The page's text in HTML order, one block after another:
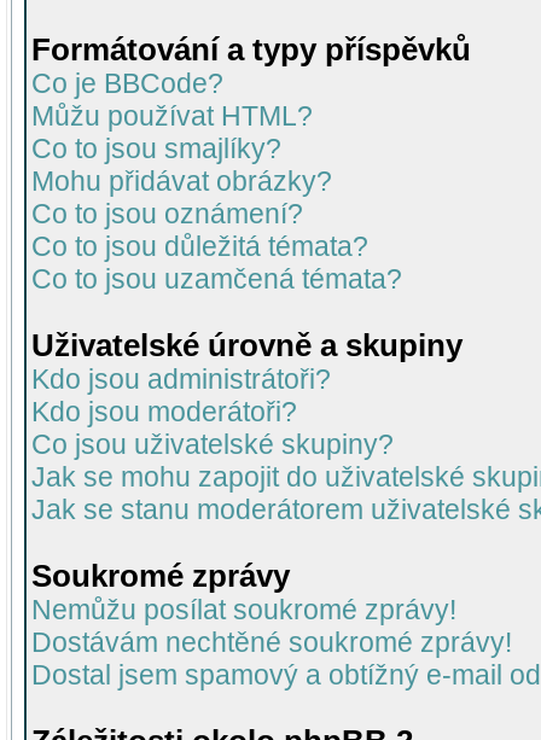
Formátování a typy příspěvků
Co je BBCode?
Můžu používat HTML?
Co to jsou smajlíky?
Mohu přidávat obrázky?
Co to jsou oznámení?
Co to jsou důležitá témata?
Co to jsou uzamčená témata?
Uživatelské úrovně a skupiny
Kdo jsou administrátoři?
Kdo jsou moderátoři?
Co jsou uživatelské skupiny?
Jak se mohu zapojit do uživatelské
Jak se stanu moderátorem uživatelské
Soukromé zprávy
Nemůžu posílat soukromé zprávy!
Dostávám nechtěné soukromé zprávy!
Dostal jsem spamový a obtížný e-mail